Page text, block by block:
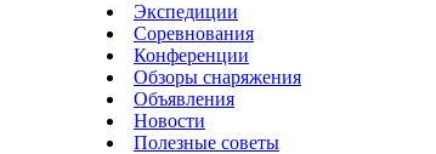
Экспедиции
Соревнования
Конференции
Обзоры снаряжения
Объявления
Новости
Полезные советы